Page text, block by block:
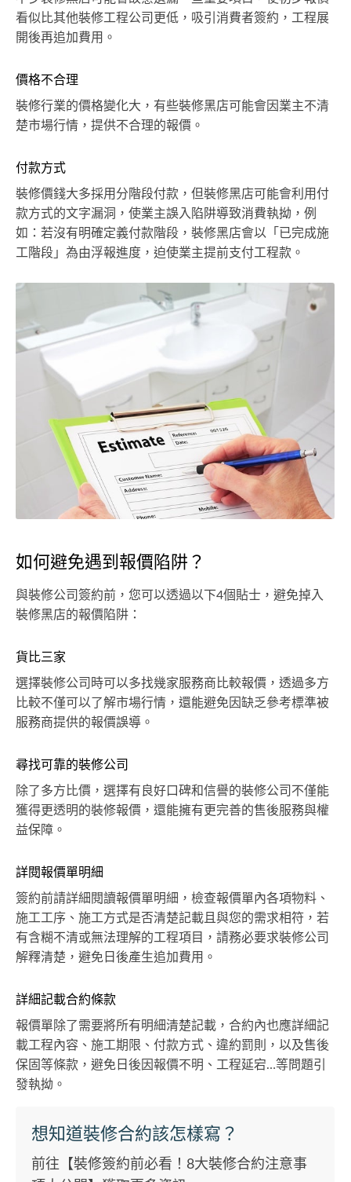
看似比其他裝修工程公司更低，吸引消費者簽約，工程展
開後再追加費用。
價格不合理
裝修行業的價格變化大，有些裝修黑店可能會因業主不清
楚市場行情，提供不合理的報價。
付款方式
裝修價錢大多採用分階段付款，但裝修黑店可能會利用付
款方式的文字漏洞，使業主誤入陷阱導致消費執拗，例
如：若沒有明確定義付款階段，裝修黑店會以「已完成施
工階段」為由浮報進度，迫使業主提前支付工程款。
如何避免遇到報價陷阱？
與裝修公司簽約前，您可以透過以下4個貼士，避免掉入
裝修黑店的報價陷阱：
貨比三家
選擇裝修公司時可以多找幾家服務商比較報價，透過多方
比較不僅可以了解市場行情，還能避免因缺乏參考標準被
服務商提供的報價誤導。
尋找可靠的裝修公司
除了多方比價，選擇有良好口碑和信譽的裝修公司不僅能
獲得更透明的裝修報價，還能擁有更完善的售後服務與權
益保障。
詳閱報價單明細
簽約前請詳細閱讀報價單明細，檢查報價單內各項物料、
施工工序、施工方式是否清楚記載且與您的需求相符，若
有含糊不清或無法理解的工程項目，請務必要求裝修公司
解釋清楚，避免日後產生追加費用。
詳細記載合約條款
報價單除了需要將所有明細清楚記載，合約內也應詳細記
載工程內容、施工期限、付款方式、違約罰則，以及售後
保固等條款，避免日後因報價不明、工程延宕…等問題引
發執拗。
想知道裝修合約該怎樣寫？
前往【裝修簽約前必看！8大裝修合約注意事